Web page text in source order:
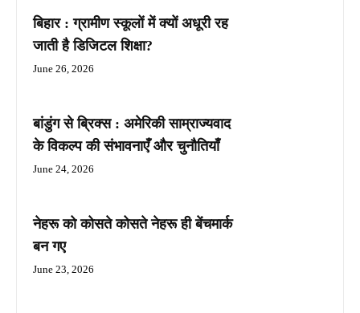
बिहार : ग्रामीण स्कूलों में क्यों अधूरी रह
जाती है डिजिटल शिक्षा?
June 26, 2026
बांडुंग से ब्रिक्स : अमेरिकी साम्राज्यवाद
के विकल्प की संभावनाएँ और चुनौतियाँ
June 24, 2026
नेहरू को कोसते कोसते नेहरू ही बेंचमार्क
बन गए
June 23, 2026